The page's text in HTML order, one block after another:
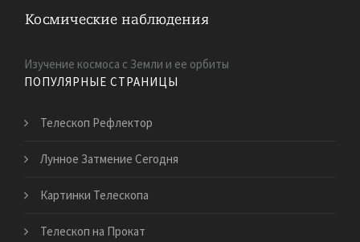
Изучение космоса с Земли и ее орбиты
ПОПУЛЯРНЫЕ СТРАНИЦЫ
Телескоп Рефлектор
Лунное Затмение Сегодня
Картинки Телескопа
Телескоп на Прокат